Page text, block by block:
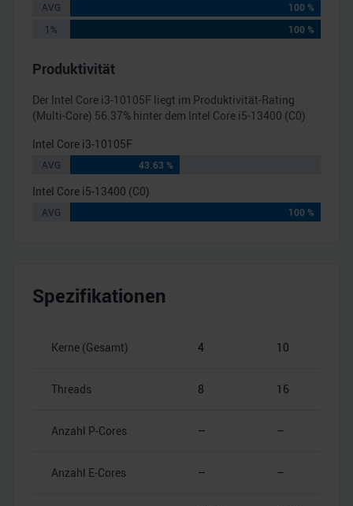
AVG
100 %
1%
100 %
Produktivität
Der Intel Core i3-10105F liegt im Produktivität-Rating
(Multi-Core) 56.37% hinter dem Intel Core i5-13400 (C0)
Intel Core i3-10105F
AVG 43.63 %
Intel Core i5-13400 (C0)
AVG 100 %
Spezifikationen
Kerne (Gesamt) 4 10
Threads 8 16
Anzahl P-Cores – –
Anzahl E-Cores – –